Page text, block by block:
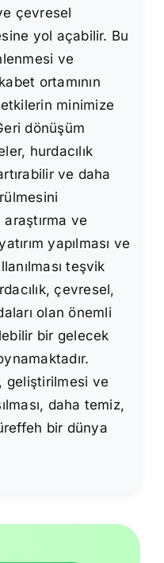
çevresel
yol açabilir. Bu
ve
ortamının
minimize
dönüşüm
hurdacılık
ve daha
ve
yapılması ve
teşvik
çevresel,
olan önemli
bir gelecek
geliştirilmesi ve
daha temiz,
bir dünya